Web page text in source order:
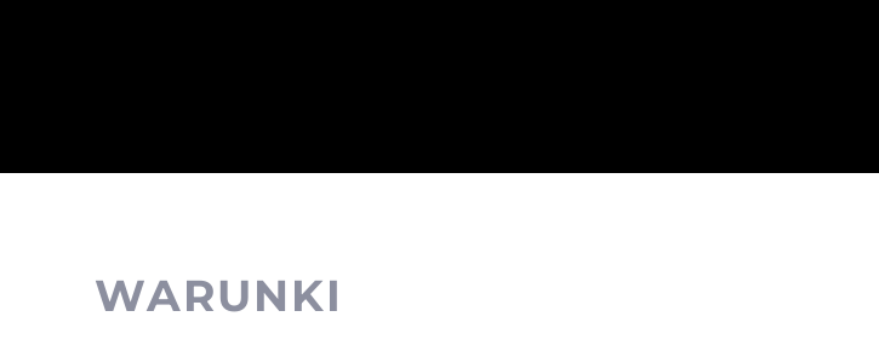
WARUNKI